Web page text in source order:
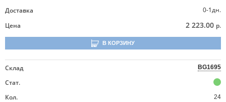
Доставка
0-1дн.
Цена
2 223.00 р.
В КОРЗИНУ
Склад BG1695
Стат.
Кол.
24